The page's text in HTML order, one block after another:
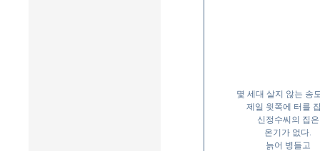
몇 세대 살지 않는 송
제일 윗쪽에 터를
신정수씨의 집은
온기가 없다.
늙어 병들고